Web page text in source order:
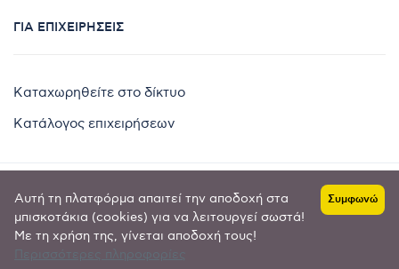
ΓΙΑ ΕΠΙΧΕΙΡΉΣΕΙΣ
Καταχωρηθείτε στο δίκτυο
Κατάλογος επιχειρήσεων
Copyright © 2024 by
Goldensites
Αυτή τη πλατφόρμα απαιτεί την αποδοχή στα
μπισκοτάκια (cookies) για να λειτουργεί σωστά!
Με τη χρήση της, γίνεται αποδοχή τους!
Συμφωνώ